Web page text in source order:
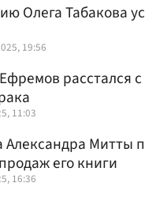
Олега Табакова
19:56
расстался
11:03
Александра Митты
его книги
16:36